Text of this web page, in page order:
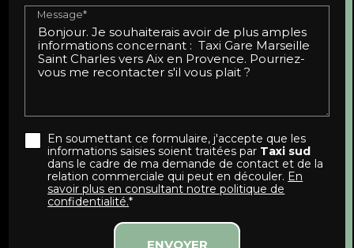
Message*
En soumettant ce formulaire, j'accepte que les
informations saisies soient traitées par Taxi sud
dans le cadre de ma demande de contact et de la
relation commerciale qui peut en découler. En
savoir plus en consultant notre politique de
confidentialité.*